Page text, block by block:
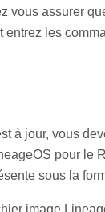
vous assurer
les
à jour, vous
pour le
sous la